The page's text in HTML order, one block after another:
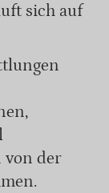
sich auf
von der